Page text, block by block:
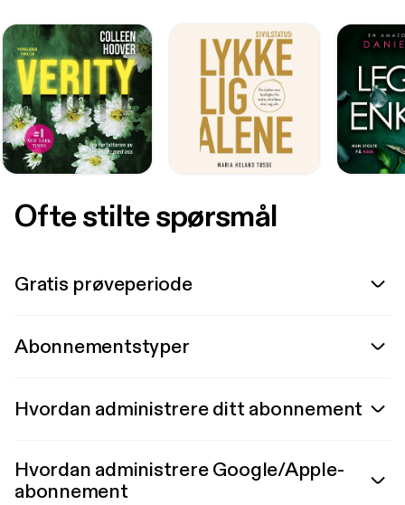
Ofte stilte spørsmål
Gratis prøveperiode
Abonnementstyper
Hvordan administrere ditt abonnement
Hvordan administrere Google/Apple-
abonnement